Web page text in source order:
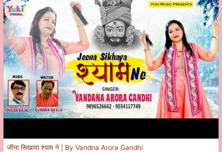
जीना सिखाया श्याम ने | By Vandna Arora Gandhi